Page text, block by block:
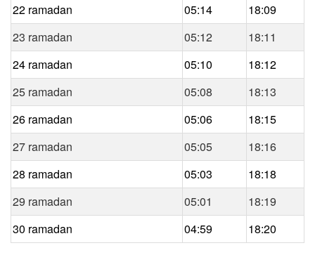
22 ramadan
05:14
18:09
23 ramadan
05:12
18:11
24 ramadan
05:10
18:12
25 ramadan
05:08
18:13
26 ramadan
05:06
18:15
27 ramadan
05:05
18:16
28 ramadan
05:03
18:18
29 ramadan
05:01
18:19
30 ramadan
04:59 18:20